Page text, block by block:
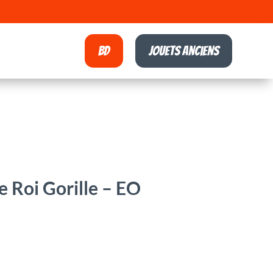
BD Jouets anciens
Roi Gorille – EO